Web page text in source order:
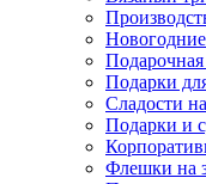
Новогодние
Подарочная
Подарки
Сладости
Подарки и
Флешки на